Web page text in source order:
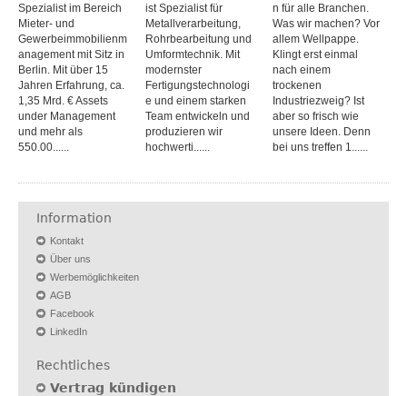
Spezialist im Bereich
Mieter- und
Gewerbeimmobilienm
anagement mit Sitz in
Berlin. Mit über 15
Jahren Erfahrung, ca.
1,35 Mrd. € Assets
under Management
und mehr als
550.00......
ist Spezialist für
Metallverarbeitung,
Rohrbearbeitung und
Umformtechnik. Mit
modernster
Fertigungstechnologi
e und einem starken
Team entwickeln und
produzieren wir
hochwerti......
n für alle Branchen.
Was wir machen? Vor
allem Wellpappe.
Klingt erst einmal
nach einem
trockenen
Industriezweig? Ist
aber so frisch wie
unsere Ideen. Denn
bei uns treffen 1......
Information
Kontakt
Über uns
Werbemöglichkeiten
AGB
Facebook
LinkedIn
Rechtliches
Vertrag kündigen